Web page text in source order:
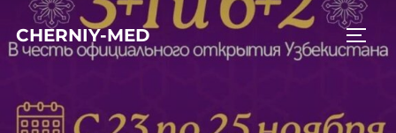
Перейти
содержимому
CHERNIY-MED